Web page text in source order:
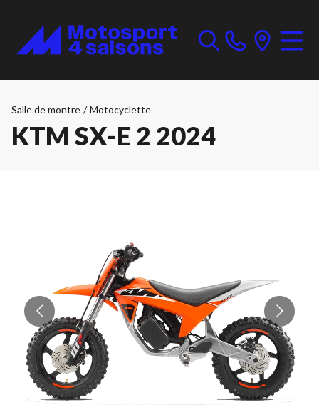
Salle de montre / Motocyclette
KTM SX-E 2 2024